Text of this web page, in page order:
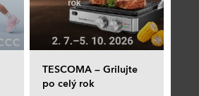
TESCOMA – Grilujte
po celý rok